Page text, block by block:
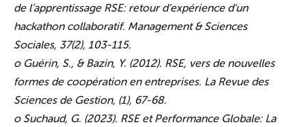
de l’apprentissage RSE: retour d’expérience d’un
hackathon collaboratif. Management & Sciences
Sociales, 37(2), 103-115.
o Guérin, S., & Bazin, Y. (2012). RSE, vers de nouvelles
formes de coopération en entreprises. La Revue des
Sciences de Gestion, (1), 67-68.
o Suchaud, G. (2023). RSE et Performance Globale: La